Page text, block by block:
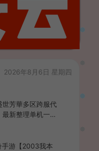
2026年8月6日 星期四
芳華多区跨服代
新整理单机一键
建教程
手游【2003我本